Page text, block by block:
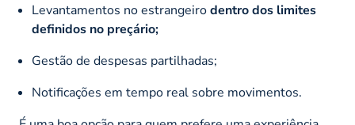
Levantamentos no estrangeirodentro dos limites
definidos no preçário;
Gestão de despesas partilhadas;
Notificações em tempo real sobre movimentos.